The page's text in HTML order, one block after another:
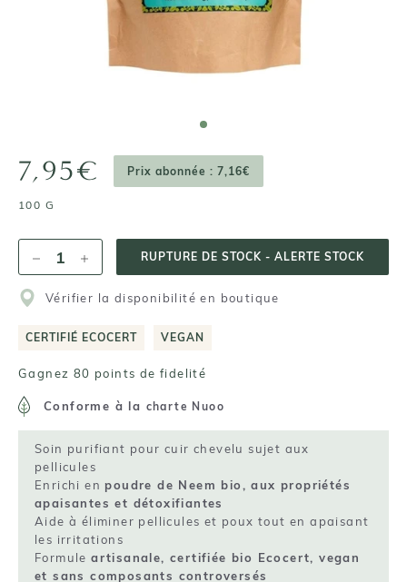
7,95€ Prix abonnée : 7,16€
100 G
RUPTURE DE STOCK - ALERTE STOCK
Vérifier la disponibilité en boutique
CERTIFIÉ ECOCERT VEGAN
Gagnez 80 points de fidelité
Conforme à la charte Nuoo
Soin purifiant pour cuir chevelu sujet aux
pellicules
Enrichi enpoudre de Neem bio, aux propriétés
apaisantes et détoxifiantes
Aide à éliminer pellicules et poux tout en apaisant
les irritations
Formuleartisanale, certifiée bio Ecocert, vegan
et sans composants controversés